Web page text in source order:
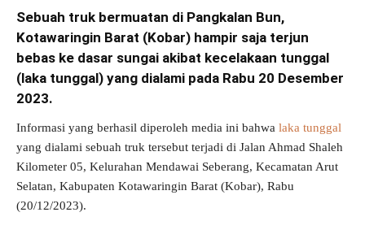
Sebuah truk bermuatan di Pangkalan Bun,
Kotawaringin Barat (Kobar) hampir saja terjun
bebas ke dasar sungai akibat kecelakaan tunggal
(laka tunggal) yang dialami pada Rabu 20 Desember
2023.
Informasi yang berhasil diperoleh media ini bahwa laka tunggal
yang dialami sebuah truk tersebut terjadi di Jalan Ahmad Shaleh
Kilometer 05, Kelurahan Mendawai Seberang, Kecamatan Arut
Selatan, Kabupaten Kotawaringin Barat (Kobar), Rabu
(20/12/2023).